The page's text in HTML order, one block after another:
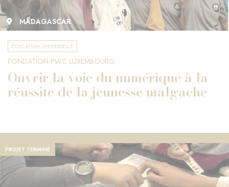
MADAGASCAR
ÉDUCATION UNIVERSELLE
FONDATION PWC LUXEMBOURG
Ouvrir la voie du numérique à la
réussite de la jeunesse malgache
PROJET TERMINÉ